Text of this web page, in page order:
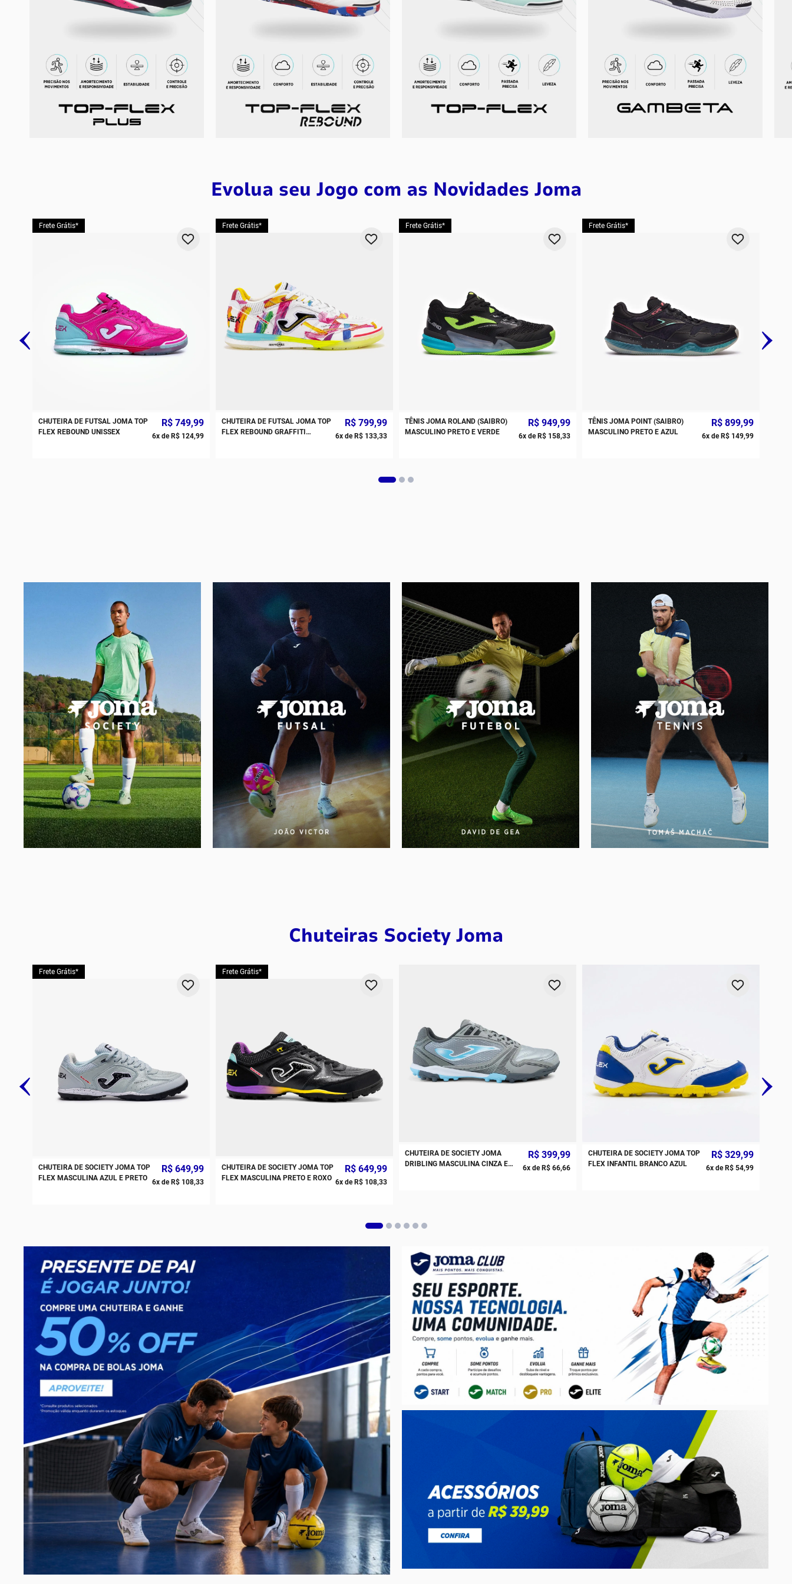
G
2GG/3G
Evolua seu Jogo com as Novidades Joma
Frete Grátis*
CHUTEIRA DE FUTSAL JOMA TOP
FLEX REBOUND UNISSEX
R$ 749,99
6x deR$ 124,99
Frete Grátis*
CHUTEIRA DE FUTSAL JOMA TOP
FLEX REBOUND GRAFFITI
R$ 799,99
6x deR$ 133,33
Frete Grátis*
TÊNIS JOMA ROLAND (SAIBRO)
MASCULINO PRETO E VERDE
R$ 949,99
6x deR$ 158,33
Frete Grátis*
TÊNIS JOMA POINT (SAIBRO)
MASCULINO PRETO E AZUL
R$ 899,99
6x deR$ 149,99
Chuteiras Society Joma
Frete Grátis*
CHUTEIRA DE SOCIETY JOMA TOP
FLEX MASCULINA AZUL E PRETO
R$ 649,99
6x deR$ 108,33
Frete Grátis*
CHUTEIRA DE SOCIETY JOMA TOP
FLEX MASCULINA PRETO E ROXO
R$ 649,99
6x deR$ 108,33
CHUTEIRA DE SOCIETY JOMA
DRIBLING MASCULINA CINZA E
R$ 399,99
6x deR$ 66,66
CHUTEIRA DE SOCIETY JOMA TOP
FLEX INFANTIL BRANCO AZUL
R$ 329,99
6x deR$ 54,99